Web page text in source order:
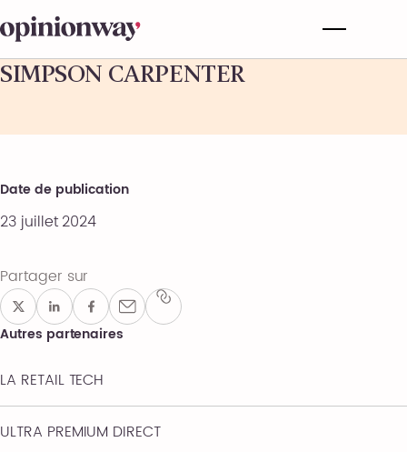
SIMPSON CARPENTER
Date de publication
23 juillet 2024
Partager sur
Autres partenaires
LA RETAIL TECH
ULTRA PREMIUM DIRECT